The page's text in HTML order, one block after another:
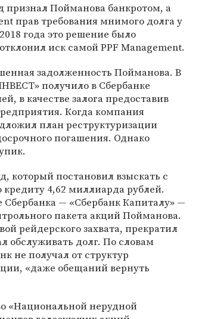
признал Пойманова банкротом, а
прав требования мнимого долга у
года это решение было
иск самой PPF Management.
задолженность Пойманова. В
получило в Сбербанке
в качестве залога предоставив
Когда компания
план реструктуризации
погашения. Однако
который постановил взыскать с
4,62 миллиарда рублей.
Сбербанка — «Сбербанк Капиталу» —
пакета акций Пойманова.
рейдерского захвата, прекратил
обслуживать долг. По словам
не получал от структур
«даже обещаний вернуть
«Национальной нерудной